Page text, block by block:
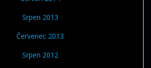
Srpen 2013
Červenec 2013
Srpen 2012